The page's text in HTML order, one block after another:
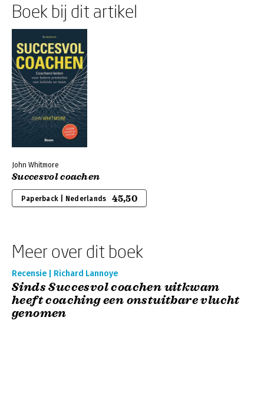
Boek bij dit artikel
John Whitmore
Succesvol coachen
Paperback | Nederlands 45,50
Meer over dit boek
Recensie | Richard Lannoye
Sinds Succesvol coachen uitkwam
heeft coaching een onstuitbare vlucht
genomen